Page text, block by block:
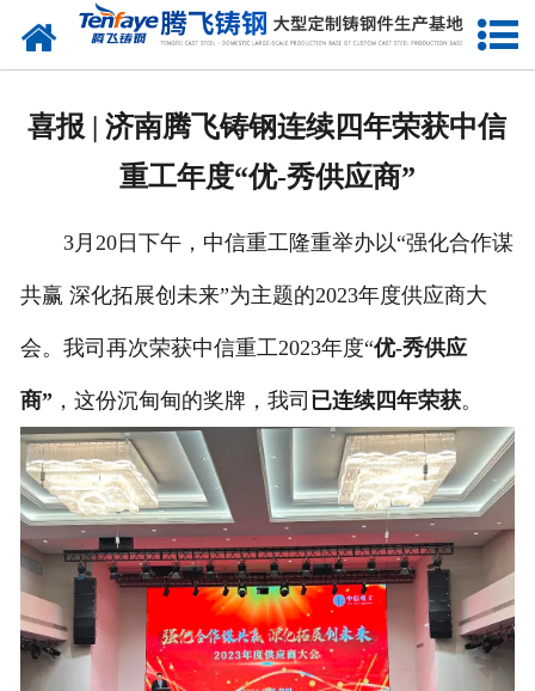
网站首页
生产能力
联系我们
喜报 | 济南腾飞铸钢连续四年荣获中信
重工年度“优-秀供应商”
3月20日下午，中信重工隆重举办以“强化合作谋
共赢 深化拓展创未来”为主题的2023年度供应商大
会。我司再次荣获中信重工2023年度“优-秀供应
商”，这份沉甸甸的奖牌，我司 已连续四年荣获。